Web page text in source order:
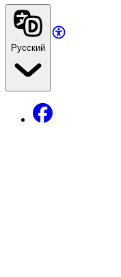
Русский
Facebook